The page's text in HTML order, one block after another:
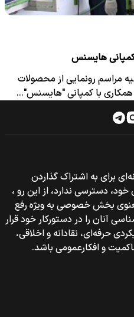
کمپانی هایسنس
مراسم رونمایی از محصولات
همکاری با کمپانی "هایسنس"…
برای به اشتراک گذاردن
خود، دسترسی ندارد، از این رو ،
بخش خصوصی به ویژه رفع
آنان را در دستورکار خود قرار
حرفه‌ای، نقادانه و اخلاقی،
و افکارعمومی باشد.